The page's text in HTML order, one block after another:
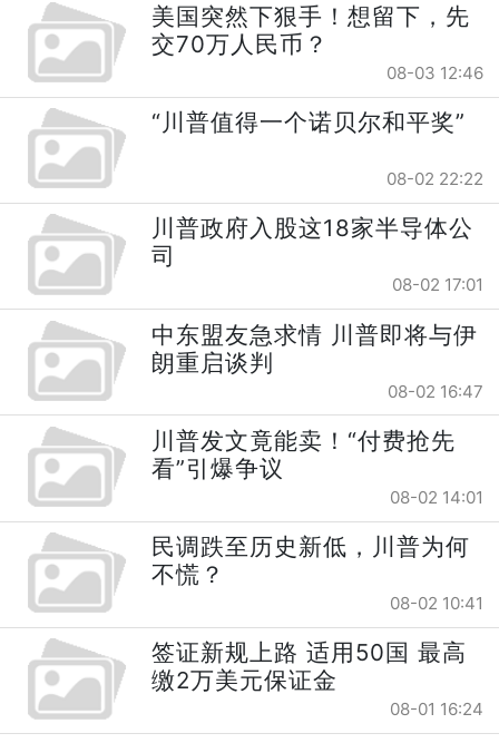
美国突然下狠手！想留下，先
交70万人民币？
08-03 12:46
“川普值得一个诺贝尔和平奖”
08-02 22:22
川普政府入股这18家半导体公
司
08-02 17:01
中东盟友急求情 川普即将与伊
朗重启谈判
08-02 16:47
川普发文竟能卖！“付费抢先
看”引爆争议
08-02 14:01
民调跌至历史新低，川普为何
不慌？
08-02 10:41
签证新规上路 适用50国 最高
缴2万美元保证金
08-01 16:24